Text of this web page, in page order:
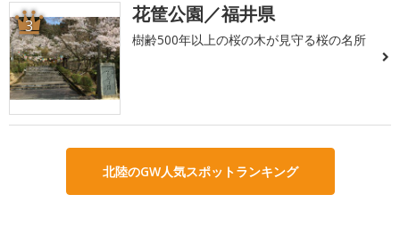
3 花筐公園／福井県
樹齢500年以上の桜の木が見守る桜の名所
北陸のGW人気スポットランキング